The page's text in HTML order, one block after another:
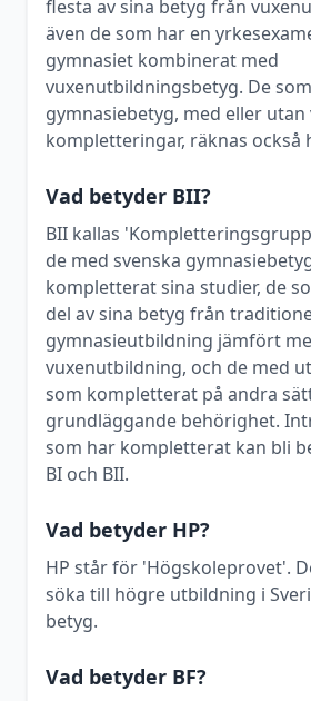
flesta av sina betyg från
även de som har en
gymnasiet kombinerat med
vuxenutbildningsbetyg. De
gymnasiebetyg, med eller utan
kompletteringar, räknas också
Vad betyder BII?
BII kallas
de med svenska
kompletterat sina studier, de
del av sina betyg från
gymnasieutbildning jämfört
vuxenutbildning, och de med
som kompletterat på andra
grundläggande behörighet.
som har kompletterat kan bli
BI och BII.
Vad betyder HP?
HP står för 'Högskoleprovet'.
söka till högre utbildning i
betyg.
Vad betyder BF?